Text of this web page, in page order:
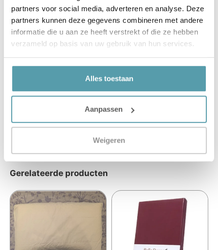
partners voor social media, adverteren en analyse. Deze
partners kunnen deze gegevens combineren met andere
informatie die u aan ze heeft verstrekt of die ze hebben
verzameld op basis van uw gebruik van hun services.
Alles toestaan
Aanpassen
Weigeren
Neem gerust contact op met de slaapexperts van
Passie voor Slapen. Zij helpen je graag bij het vinden
van het perfecte hoeslaken.
Korte productbeschrijving
Gerelateerde producten